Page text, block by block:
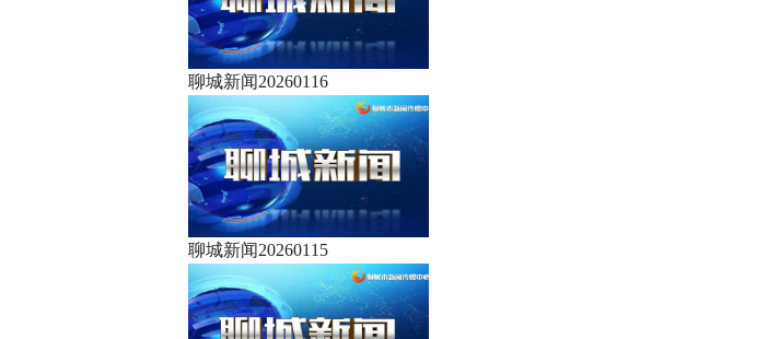
聊城新闻20260116
聊城新闻20260115